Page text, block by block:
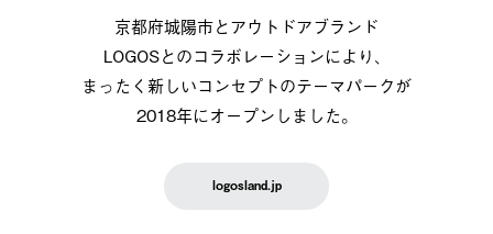
京都府城陽市とアウトドアブランド
LOGOSとのコラボレーションにより、
まったく新しいコンセプトのテーマパークが
2018年にオープンしました。
logosland.jp